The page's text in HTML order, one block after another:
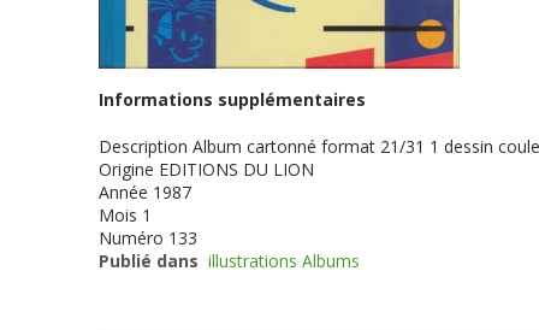
Informations supplémentaires
Description Album cartonné format 21/31 1 dessin
Origine EDITIONS DU LION
Année 1987
Mois 1
Numéro 133
Publié dans illustrations Albums